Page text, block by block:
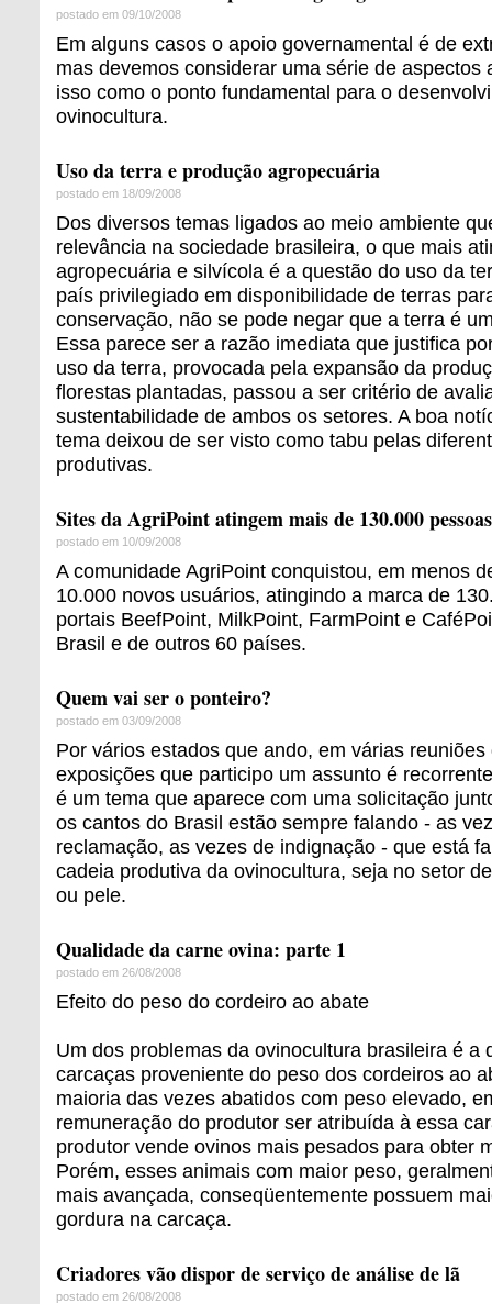
postado em 09/10/2008
Em alguns casos o apoio governamental é de
mas devemos considerar uma série de aspectos
isso como o ponto fundamental para o
ovinocultura.
Uso da terra e produção agropecuária
postado em 18/09/2008
Dos diversos temas ligados ao meio ambiente
relevância na sociedade brasileira, o que mais
agropecuária e silvícola é a questão do uso da
país privilegiado em disponibilidade de terras
conservação, não se pode negar que a terra é
Essa parece ser a razão imediata que justifica
uso da terra, provocada pela expansão da
florestas plantadas, passou a ser critério de
sustentabilidade de ambos os setores. A boa
tema deixou de ser visto como tabu pelas
produtivas.
Sites da AgriPoint atingem mais de 130.000
postado em 10/09/2008
A comunidade AgriPoint conquistou, em menos
10.000 novos usuários, atingindo a marca de
portais BeefPoint, MilkPoint, FarmPoint e
Brasil e de outros 60 países.
Quem vai ser o ponteiro?
postado em 03/09/2008
Por vários estados que ando, em várias
exposições que participo um assunto é
é um tema que aparece com uma solicitação
os cantos do Brasil estão sempre falando - as
reclamação, as vezes de indignação - que está
cadeia produtiva da ovinocultura, seja no setor
ou pele.
Qualidade da carne ovina: parte 1
postado em 26/08/2008
Efeito do peso do cordeiro ao abate
Um dos problemas da ovinocultura brasileira é a
carcaças proveniente do peso dos cordeiros ao
maioria das vezes abatidos com peso elevado,
remuneração do produtor ser atribuída à essa
produtor vende ovinos mais pesados para obter
Porém, esses animais com maior peso,
mais avançada, conseqüentemente possuem
gordura na carcaça.
Criadores vão dispor de serviço de análise de lã
postado em 26/08/2008